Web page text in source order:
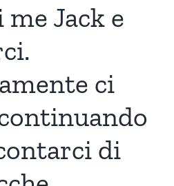
me Jack e
ci
di